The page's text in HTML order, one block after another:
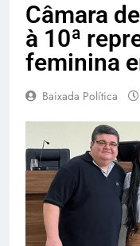
Câmara
à 10ª
feminina
Baixada Política